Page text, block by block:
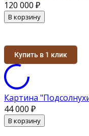
120 000 ₽
В корзину
Купить в 1 клик
Картина
44 000 ₽
В корзину